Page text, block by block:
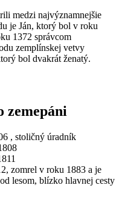
medzi najvýznamnejšie
je Ján, ktorý bol v roku
1372 správcom
zemplínskej vetvy
bol dvakrát ženatý.
, stoličný úradník
zomrel v roku 1883 a je
lesom, blízko hlavnej cesty